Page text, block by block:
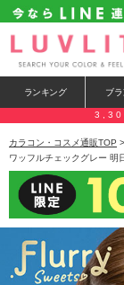
ランキング ブ
カラコン・コスメ通販TOP >
ワッフルチェックグレー 明